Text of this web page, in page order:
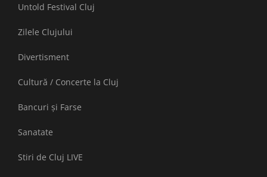
Untold Festival Cluj
Zilele Clujului
Divertisment
Cultură / Concerte la Cluj
Bancuri și Farse
Sanatate
Stiri de Cluj LIVE